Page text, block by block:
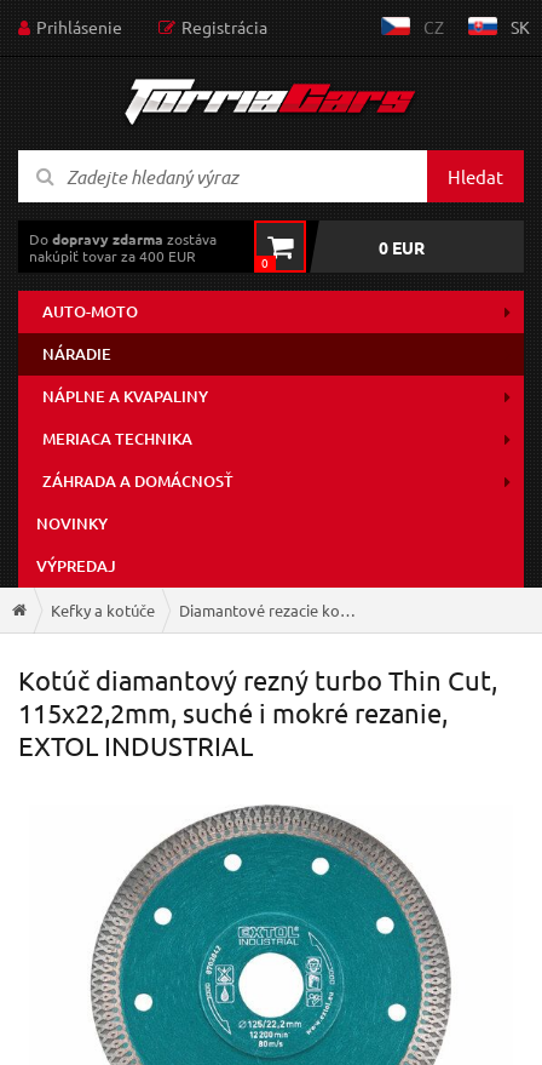
Prihlásenie Registrácia CZ SK
Hledat
Dodopravy zdarma zostáva
nakúpiť tovar za 400 EUR
0
0 EUR
AUTO-MOTO
NÁRADIE
NÁPLNE A KVAPALINY
MERIACA TECHNIKA
ZÁHRADA A DOMÁCNOSŤ
NOVINKY
VÝPREDAJ
Kefky a kotúče Diamantové rezacie kotúče
Kotúč diamantový rezný turbo Thin Cut,
115x22,2mm, suché i mokré rezanie,
EXTOL INDUSTRIAL